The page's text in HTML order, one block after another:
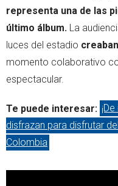
representa una de las
último álbum. La
luces del estadio
momento colaborativo
espectacular.
Te puede interesar:
disfrazan para disfrutar
Colombia